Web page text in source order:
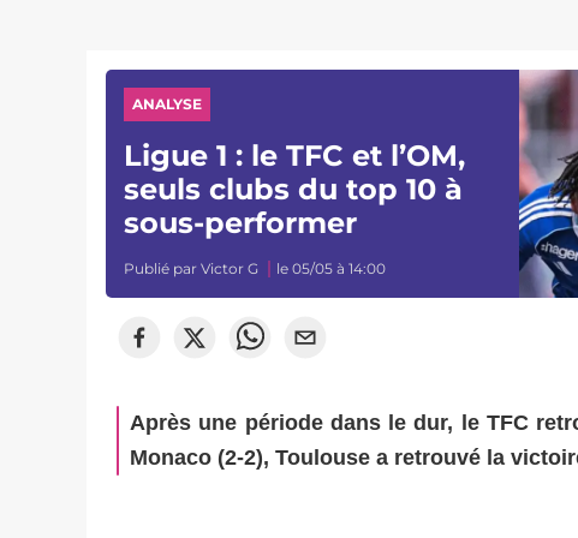
ANALYSE
Ligue 1 : le TFC et l’OM,
seuls clubs du top 10 à
sous-performer
Publié parVictor G le 05/05 à 14:00
Après une période dans le dur, le TFC
Monaco (2-2), Toulouse a retrouvé la